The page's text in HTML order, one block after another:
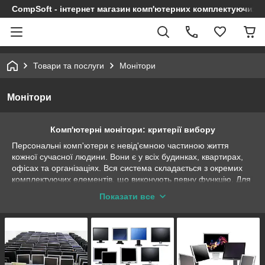
CompSoft - інтернет магазин комп'ютерних комплектуючих
Товари та послуги Монітори
Монітори
Комп'ютерні монітори: критерії вибору
Персональні комп'ютери є невід'ємною частиною життя
кожної сучасної людини. Вони є у всіх будинках, квартирах,
офісах та організаціях. Вся система складається з окремих
комплектуючих елементів, що виконують певну функцію. Для
монітори. Пристрої класичного типу в якості зовнішнього
Тому важливо купувати таку модель, яка б
характеризувалася хорошою місткістю і деталізацією.
На ринку можна знайти монітори з діагоналлю від 15 дюймів
Показати все